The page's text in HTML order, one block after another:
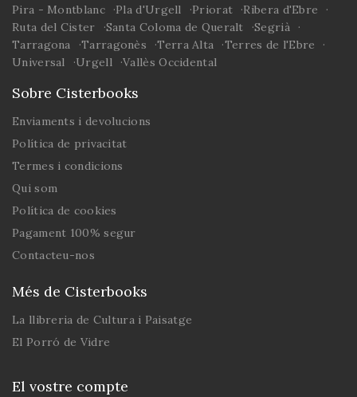
Pira - Montblanc
Pla d'Urgell Priorat
Ribera d'Ebre
Ruta del Cister
Santa Coloma de Queralt
Segrià
Tarragona
Tarragonès Terra Alta
Terres de l'Ebre
Universal
Urgell Vallès Occidental
Sobre Cisterbooks
Enviaments i devolucions
Política de privacitat
Termes i condicions
Qui som
Política de cookies
Pagament 100% segur
Contacteu-nos
Més de Cisterbooks
La llibreria de Cultura i Paisatge
El Porró de Vidre
El vostre compte